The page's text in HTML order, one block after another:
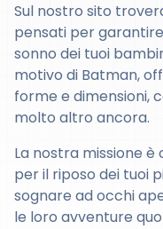
Sul nostro sito
pensati per
sonno dei tuoi
motivo di Batman,
forme e dimensioni,
molto altro ancora.
La nostra missione
per il riposo dei tuoi
sognare ad occhi
le loro avventure